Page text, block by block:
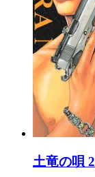
土竜の唄 2